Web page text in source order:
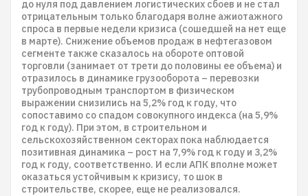
до нуля под давлением логистических сбоев и не стал
отрицательным только благодаря волне ажиотажного
спроса в первые недели кризиса (сошедшей на нет еще
в марте). Снижение объемов продаж в нефтегазовом
сегменте также сказалось на обороте оптовой
торговли (занимает от трети до половины ее объема) и
отразилось в динамике грузооборота – перевозки
трубопроводным транспортом в физическом
выражении снизились на 5,2% год к году, что
сопоставимо со спадом совокупного индекса (на 5,9%
год к году). При этом, в строительном и
сельскохозяйственном секторах пока наблюдается
позитивная динамика – рост на 7,9% год к году и 3,2%
год к году, соответственно. И если АПК вполне может
оказаться устойчивым к кризису, то шок в
строительстве, скорее, еще не реализовался.